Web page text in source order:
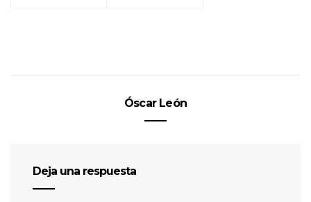
Óscar León
Deja una respuesta